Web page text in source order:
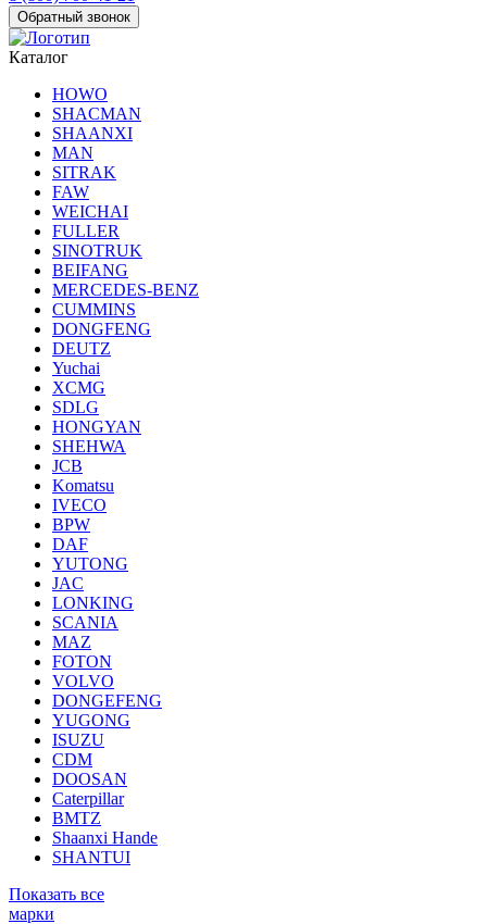
Обратный звонок
Каталог
HOWO
SHACMAN
SHAANXI
MAN
SITRAK
FAW
WEICHAI
FULLER
SINOTRUK
BEIFANG
MERCEDES-BENZ
CUMMINS
DONGFENG
DEUTZ
Yuchai
XCMG
SDLG
HONGYAN
SHEHWA
JCB
Komatsu
IVECO
BPW
DAF
YUTONG
JAC
LONKING
SCANIA
MAZ
FOTON
VOLVO
DONGEFENG
YUGONG
ISUZU
CDM
DOOSAN
Caterpillar
BMTZ
Shaanxi Hande
SHANTUI
Показать все
марки